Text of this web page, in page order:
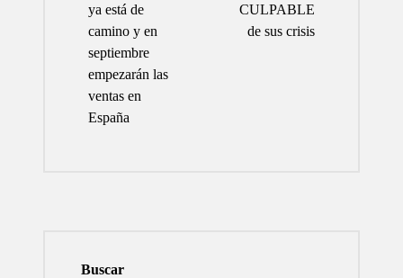
ya está de
camino y en
septiembre
empezarán las
ventas en
España
CULPABLE
de sus crisis
Buscar